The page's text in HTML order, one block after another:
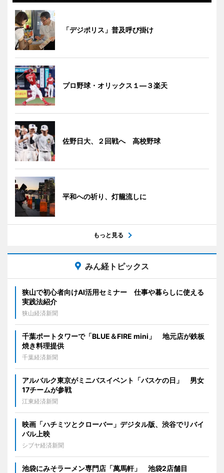
「デジポリス」普及呼び掛け
プロ野球・オリックス１―３楽天
佐野日大、２回戦へ 高校野球
平和への祈り、灯籠流しに
もっと見る
みん経トピックス
狭山で初心者向けAI活用セミナー 仕事や暮らしに使える
実践法紹介
狭山経済新聞
千葉ポートタワーで「BLUE＆FIRE mini」 地元店が鉄板
焼き料理提供
千葉経済新聞
アルバルク東京がミニバスイベント「バスケの日」 男女
17チームが参戦
江東経済新聞
映画「ハチミツとクローバー」デジタル版、渋谷でリバイ
バル上映
シブヤ経済新聞
池袋にみそラーメン専門店「萬馬軒」 池袋2店舗目